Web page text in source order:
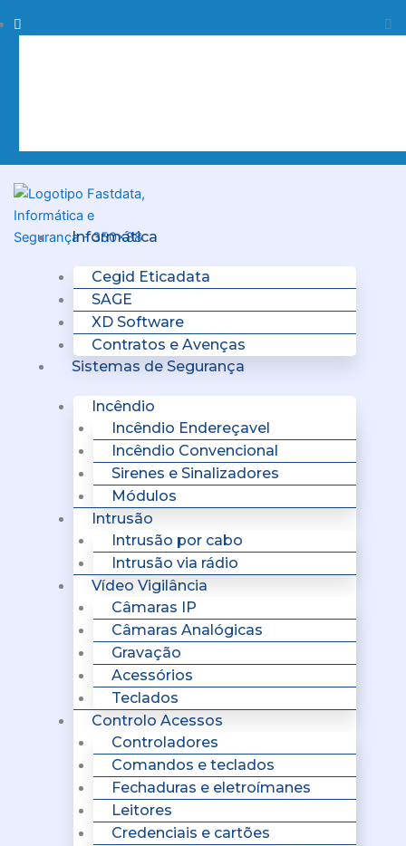
to
Procurar
Informática
Cegid Eticadata
SAGE
XD Software
Contratos e Avenças
Sistemas de Segurança
Incêndio
Incêndio Endereçavel
Incêndio Convencional
Sirenes e Sinalizadores
Módulos
Intrusão
Intrusão por cabo
Intrusão via rádio
Vídeo Vigilância
Câmaras IP
Câmaras Analógicas
Gravação
Acessórios
Teclados
Controlo Acessos
Controladores
Comandos e teclados
Fechaduras e eletroímanes
Leitores
Credenciais e cartões
Menu